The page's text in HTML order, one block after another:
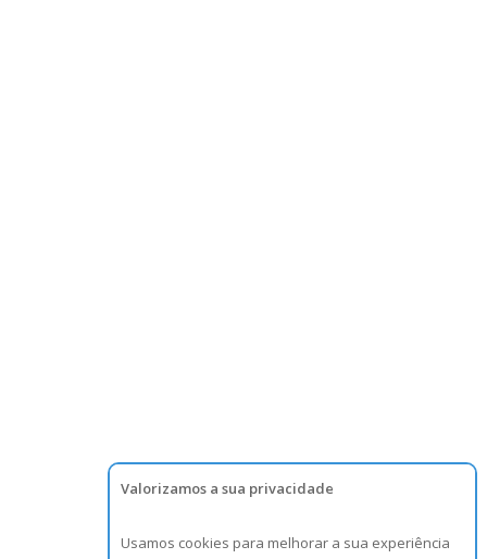
Valorizamos a sua privacidade
Usamos cookies para melhorar a sua experiência